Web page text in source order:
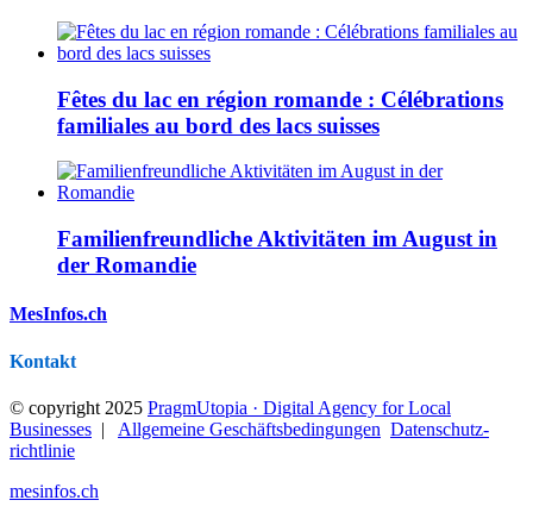
Fêtes du lac en région romande : Célébrations
familiales au bord des lacs suisses
Familienfreundliche Aktivitäten im August in
der Romandie
MesInfos.ch
Kontakt
© copyright 2025 PragmUtopia · Digital Agency for Local
Businesses | Allgemeine Geschäftsbedingungen Datenschutz­
richtlinie
mesinfos.ch